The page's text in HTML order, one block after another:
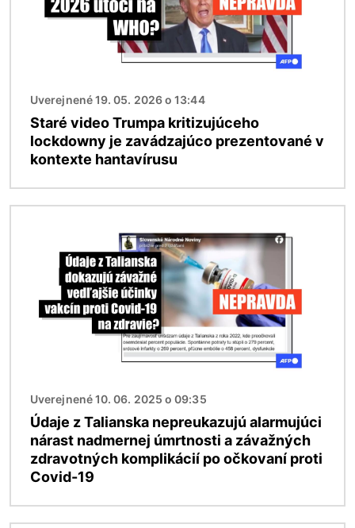
Uverejnené 19. 05. 2026 o 13:44
Staré video Trumpa kritizujúceho
lockdowny je zavádzajúco prezentované v
kontexte hantavírusu
Uverejnené 10. 06. 2025 o 09:35
Údaje z Talianska nepreukazujú alarmujúci
nárast nadmernej úmrtnosti a závažných
zdravotných komplikácií po očkovaní proti
Covid-19